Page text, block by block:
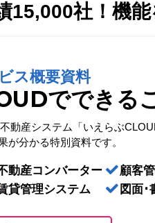
15,000社！ 機
ス概要資料
でできる
不動産システム「いえらぶ
が分かる特別資料です。
動産コンバーター
貸管理システム
顧客
図面･